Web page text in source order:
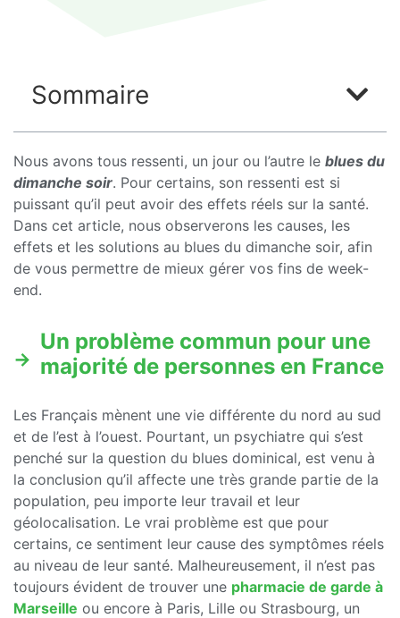
Sommaire
Nous avons tous ressenti, un jour ou l’autre le blues du
dimanche soir. Pour certains, son ressenti est si
puissant qu’il peut avoir des effets réels sur la santé.
Dans cet article, nous observerons les causes, les
effets et les solutions au blues du dimanche soir, afin
de vous permettre de mieux gérer vos fins de week-
end.
Un problème commun pour une
majorité de personnes en France
Les Français mènent une vie différente du nord au sud
et de l’est à l’ouest. Pourtant, un psychiatre qui s’est
penché sur la question du blues dominical, est venu à
la conclusion qu’il affecte une très grande partie de la
population, peu importe leur travail et leur
géolocalisation. Le vrai problème est que pour
certains, ce sentiment leur cause des symptômes réels
au niveau de leur santé. Malheureusement, il n’est pas
toujours évident de trouver une pharmacie de garde à
Marseille ou encore à Paris, Lille ou Strasbourg, un